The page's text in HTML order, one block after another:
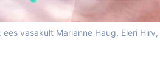
vasakult Marianne Haug, Eleri